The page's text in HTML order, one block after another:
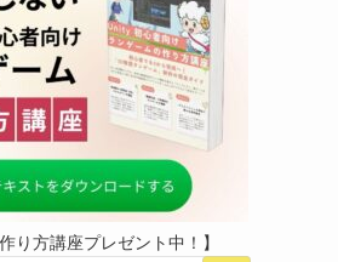
り方講座プレゼント中！】